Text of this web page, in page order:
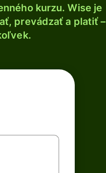
kurzu. Wise je
prevádzať a platiť –